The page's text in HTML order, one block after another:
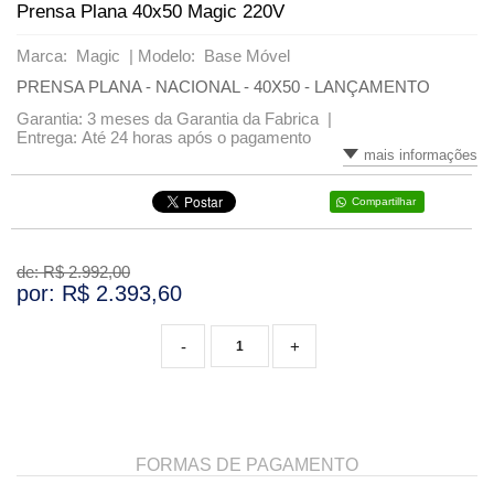
Prensa Plana 40x50 Magic 220V
Marca: Magic | Modelo: Base Móvel
PRENSA PLANA - NACIONAL - 40X50 - LANÇAMENTO
Garantia: 3 meses da Garantia da Fabrica |
Entrega: Até 24 horas após o pagamento
mais informações
Compartilhar
de: R$2.992,00
por: R$ 2.393,60
+
-
FORMAS DE PAGAMENTO